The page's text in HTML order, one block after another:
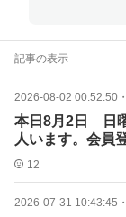
記事の表示
2026-08-02 00:52:50 ・
本日8月2日 日
人います。会員
12
2026-07-31 10:43:45 ・